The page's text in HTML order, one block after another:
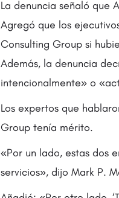
La denuncia señaló que
Agregó que los
Consulting Group si
Además, la denuncia
intencionalmente» o
Los expertos que
Group tenía mérito.
«Por un lado, estas dos
servicios», dijo Mark P.